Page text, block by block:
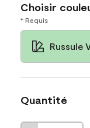
Choisir
* Requis
Russule
Quantité